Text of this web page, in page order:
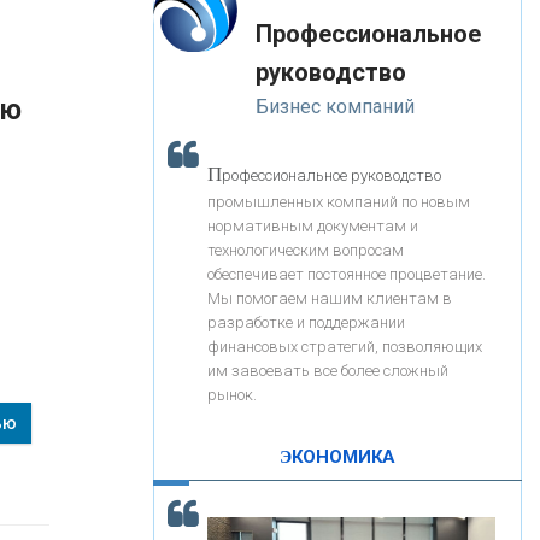
«ЗАПСИБКОМБАНК»
«РОСЕВРОБАНК»
«ПРЕСС-СЛУЖБА ВТБ24»
«АВТОГРАДБАНК»
«ПРОМРЕГИОНБАНК»
ОНАС
КОНТАКТЫ
корость - один из главных трендов в
кредитовании бизнеса - «Интервью»
-- Лучшее, что можно сделать с хорошим советом, это
пропустить его мимо ушей. Он никогда не бывает
полезен никому, кроме того, кто его дал.
-- Люблю давать советы и очень не люблю, когда их
дают мне.
Профессиональное
руководство
Бизнес компаний
Профессиональное руководство
промышленных компаний по новым
нормативным документам и
технологическим вопросам
обеспечивает постоянное процветание.
Мы помогаем нашим клиентам в
разработке и поддержании
финансовых стратегий, позволяющих
им завоевать все более сложный
рынок.
ЭКОНОМИКА